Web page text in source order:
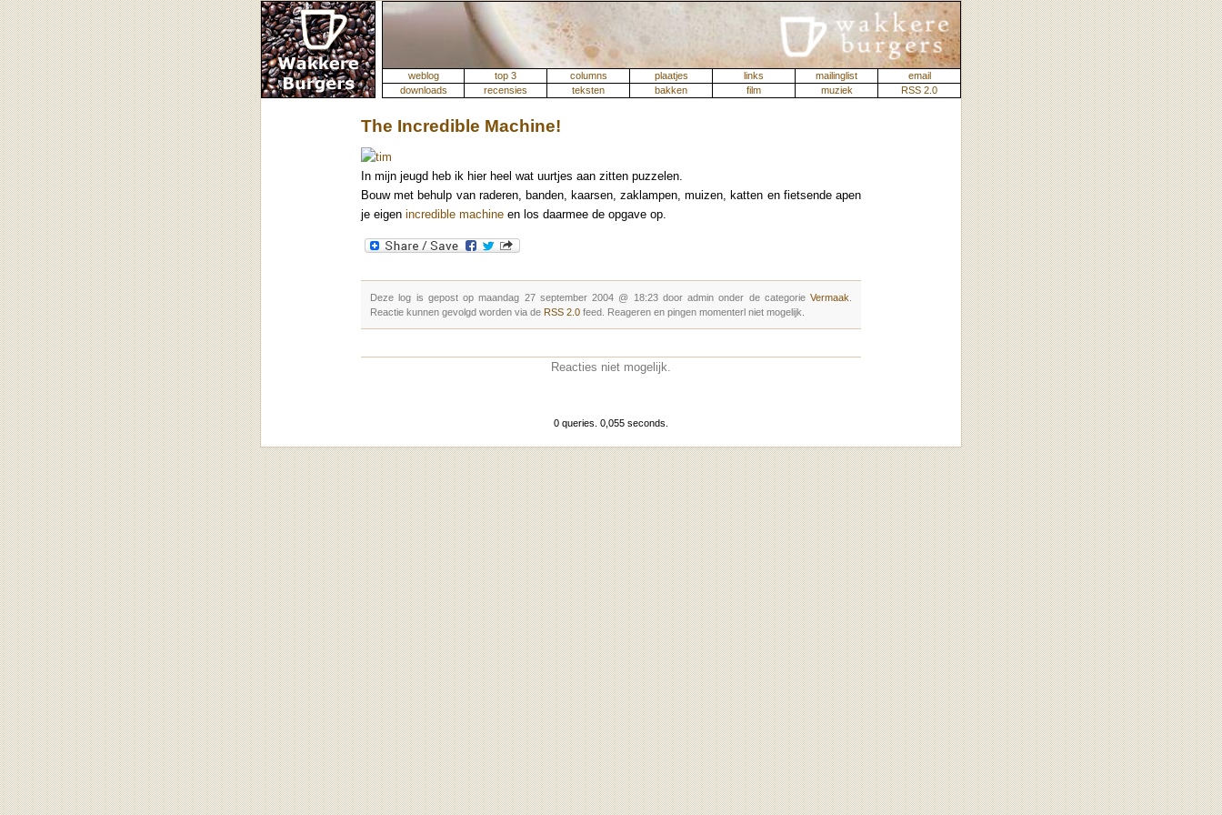
weblog top 3 columns plaatjes links mailinglist
email
downloads
recensies teksten bakken film muziek RSS 2.0
The Incredible Machine!
In mijn jeugd heb ik hier heel wat uurtjes aan zitten puzzelen.
Bouw met behulp van raderen, banden, kaarsen, zaklampen, muizen, katten en fietsende apen
je eigen incredible machine en los daarmee de opgave op.
Deze log is gepost op maandag 27 september 2004 @ 18:23 door admin onder de categorie Vermaak
Reactie kunnen gevolgd worden via de RSS 2.0 feed. Reageren en pingen momenterl niet mogelijk.
Reacties niet mogelijk.
0 queries. 0,055 seconds.